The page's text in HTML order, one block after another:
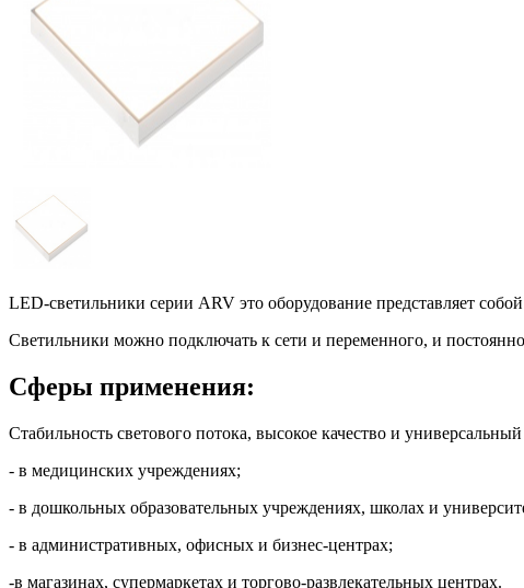
LED-светильники серии ARV это оборудование представляет
Светильники можно подключать к сети и переменного, и
Сферы применения:
Стабильность светового потока, высокое качество и
- в медицинских учреждениях;
- в дошкольных образовательных учреждениях, школах и
- в административных, офисных и бизнес-центрах;
-в магазинах, супермаркетах и торгово-развлекательных центрах.